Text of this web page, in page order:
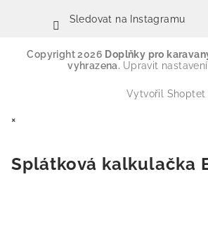
Sledovat na Instagramu
Copyright 2026 Doplňky pro
vyhrazena. Upravit
Vytvořil Shoptet
×
Splátková kalkulačka